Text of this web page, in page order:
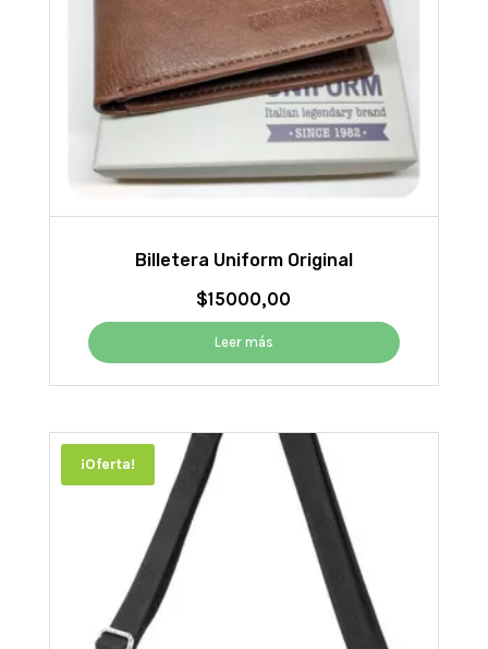
Billetera Uniform Original
$15000,00
Leer más
¡Oferta!